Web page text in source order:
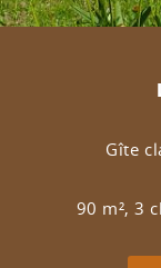
Gîte
90 m², 3